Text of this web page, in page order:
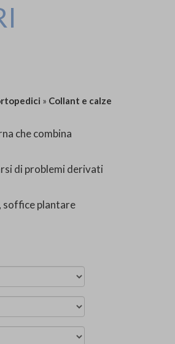
» Collant e calze
che combina
di problemi derivati
soffice plantare